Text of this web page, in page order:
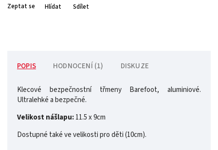
Zeptat se Hlídat Sdílet
POPIS HODNOCENÍ (1) DISKUZE
Klecové bezpečnostní třmeny Barefoot, aluminiové.
Ultralehké a bezpečné.
Velikost nášlapu:11.5 x 9cm
Dostupné také ve velikosti pro děti (10cm).